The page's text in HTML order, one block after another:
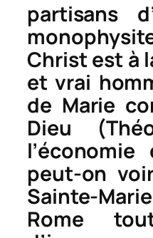
partisans
Christ est à
et vrai
de Marie
Dieu (
peut-on
Sainte-
Rome